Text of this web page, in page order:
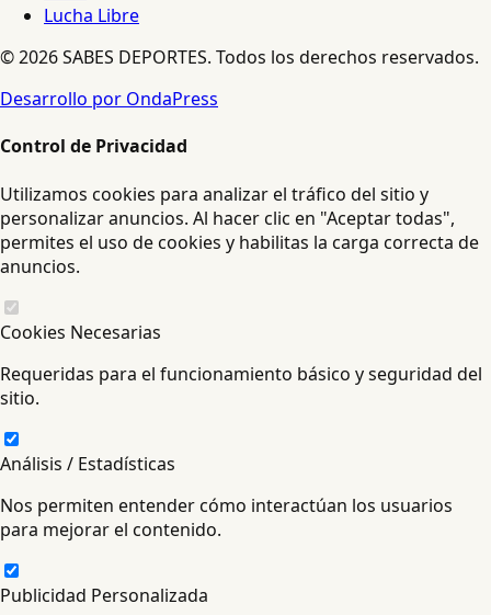
Lucha Libre
© 2026 SABES DEPORTES. Todos los derechos reservados.
Desarrollo por OndaPress
Control de Privacidad
Utilizamos cookies para analizar el tráfico del sitio y
personalizar anuncios. Al hacer clic en "Aceptar todas",
permites el uso de cookies y habilitas la carga correcta de
anuncios.
Cookies Necesarias
Requeridas para el funcionamiento básico y seguridad del
sitio.
Análisis / Estadísticas
Nos permiten entender cómo interactúan los usuarios
para mejorar el contenido.
Publicidad Personalizada